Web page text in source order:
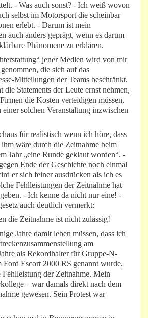
- Was auch sonst? - Ich weiß wovon
selbst im Motorsport die scheinbar
erlebt. - Darum ist mein
auch anders geprägt, wenn es darum
Phänomene zu erklären.
jener Medien wird von mir
die sich auf das
Mitteilungen der Teams beschränkt.
die Statements der Leute ernst nehmen,
die Kosten verteidigen müssen,
solchen Veranstaltung inzwischen
für realistisch wenn ich höre, dass
wäre durch die Zeitnahme beim
Jahr „eine Runde geklaut worden“. -
Ende der Geschichte noch einmal
er sich feiner ausdrücken als ich es
Fehlleistungen der Zeitnahme hat
- Ich kenne da nicht nur eine! -
auch deutlich vermerkt:
die Zeitnahme ist nicht zulässig!
Jahre damit leben müssen, dass ich
am
als Rekordhalter für Gruppe-N-
Ford Escort 2000 RS genannt wurde,
der Zeitnahme. Mein
– war damals direkt nach dem
gewesen. Sein Protest war